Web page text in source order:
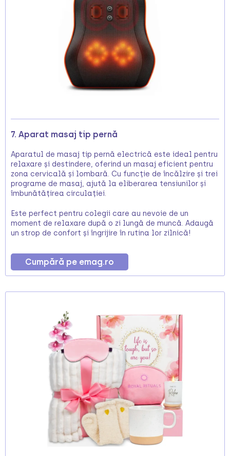
7. Aparat masaj tip pernă
Aparatul de masaj tip pernă electrică este ideal pentru
relaxare și destindere, oferind un masaj eficient pentru
zona cervicală și lombară. Cu funcție de încălzire și trei
programe de masaj, ajută la eliberarea tensiunilor și
îmbunătățirea circulației.
Este perfect pentru colegii care au nevoie de un
moment de relaxare după o zi lungă de muncă. Adaugă
un strop de confort și îngrijire în rutina lor zilnică!
Cumpără pe emag.ro